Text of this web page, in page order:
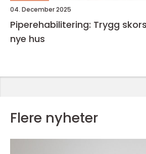
04. December 2025
Piperehabilitering: Trygg
nye hus
Flere nyheter